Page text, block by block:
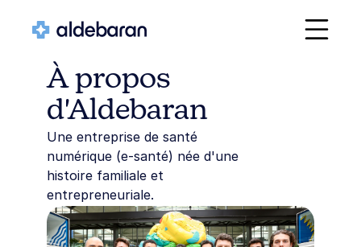
À propos
d'Aldebaran
Une entreprise de santé
numérique (e-santé) née d'une
histoire familiale et
entrepreneuriale.